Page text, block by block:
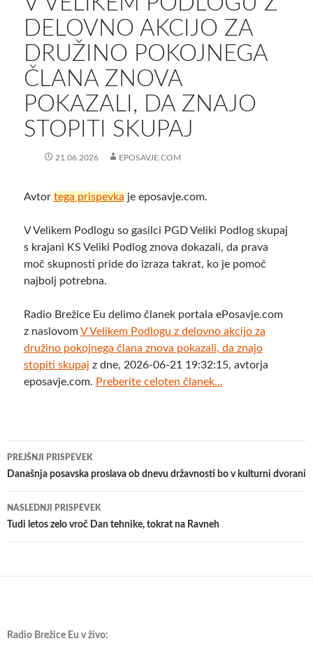
DELOVNO AKCIJO ZA
DRUŽINO POKOJNEGA
ČLANA ZNOVA
POKAZALI, DA ZNAJO
STOPITI SKUPAJ
21.06.2026 EPOSAVJE.COM
Avtor tega prispevka je eposavje.com.
V Velikem Podlogu so gasilci PGD Veliki Podlog skupaj
s krajani KS Veliki Podlog znova dokazali, da prava
moč skupnosti pride do izraza takrat, ko je pomoč
najbolj potrebna.
Radio Brežice Eu delimo članek portala ePosavje.com
z naslovomV Velikem Podlogu z delovno akcijo za
družino pokojnega člana znova pokazali, da znajo
stopiti skupaj z dne, 2026-06-21 19:32:15, avtorja
eposavje.com. Preberite celoten članek...
Krmarjenje
po
prispevkih
PREJŠNJI PRISPEVEK
Današnja posavska proslava ob dnevu državnosti bo v kulturni dvorani
NASLEDNJI PRISPEVEK
​Tudi letos zelo vroč Dan tehnike, tokrat na Ravneh
Radio Brežice Eu v živo: